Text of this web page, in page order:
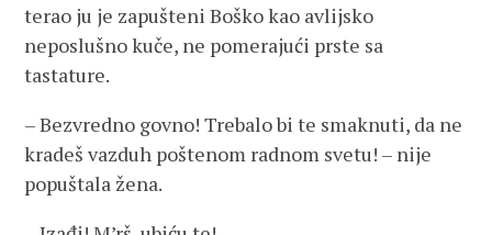
terao ju je zapušteni Boško kao avlijsko
neposlušno kuče, ne pomerajući prste sa
tastature.
– Bezvredno govno! Trebalo bi te smaknuti, da ne
kradeš vazduh poštenom radnom svetu! – nije
popuštala žena.